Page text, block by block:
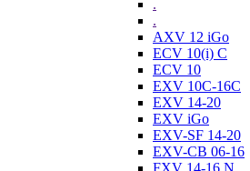
.
.
AXV 12 iGo
ECV 10(i) C
ECV 10
EXV 10C-16C
EXV 14-20
EXV iGo
EXV-SF 14-20
EXV-CB 06-16
FXV 14-16 N